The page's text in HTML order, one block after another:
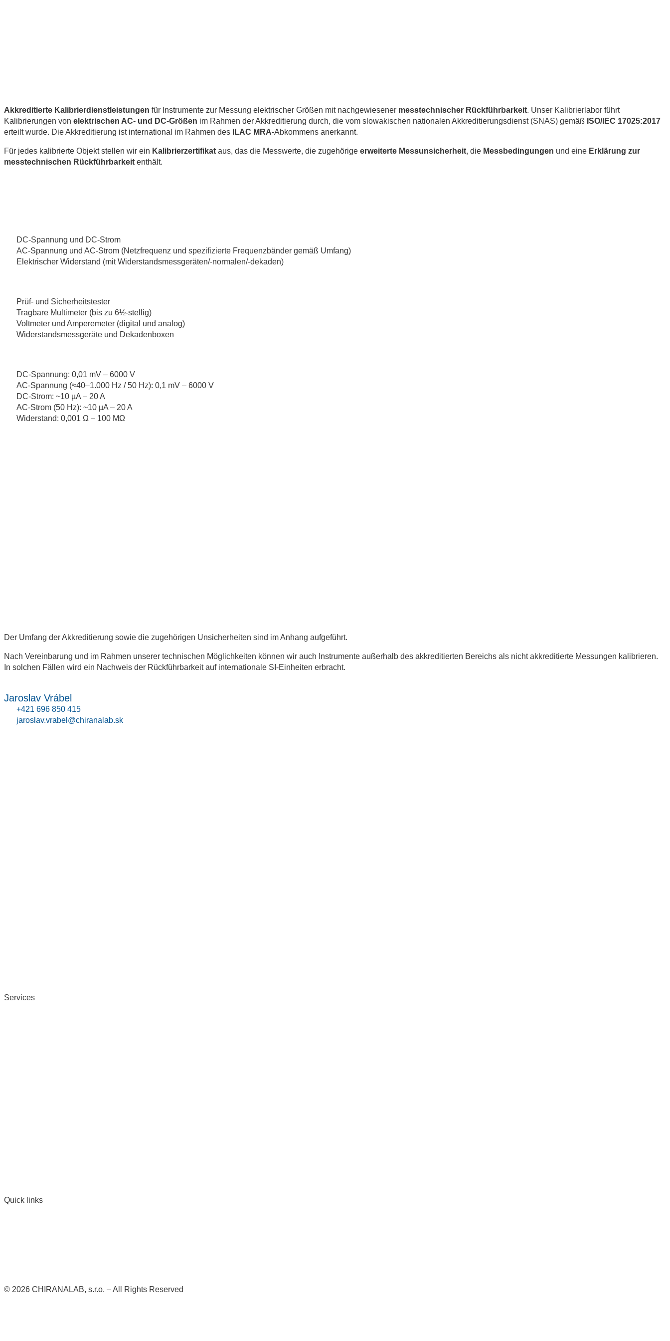
Akkreditierte Kalibrierdienstleistungen für Instrumente zur Messung elektrischer Größen mit nachgewiesener messtechnischer Rückführbarkeit. Unser Kalibrierlabor führt
Kalibrierungen von elektrischen AC- und DC-Größen im Rahmen der Akkreditierung durch, die vom slowakischen nationalen Akkreditierungsdienst (SNAS) gemäß ISO/IEC 17025:2017
erteilt wurde. Die Akkreditierung ist international im Rahmen des
ILAC MRA-Abkommens anerkannt.
Für jedes kalibrierte Objekt stellen wir ein Kalibrierzertifikat aus, das die Messwerte, die zugehörige erweiterte Messunsicherheit, die Messbedingungen und eine Erklärung zur
messtechnischen Rückführbarkeit enthält.
DC-Spannung und DC-Strom
AC-Spannung und AC-Strom (Netzfrequenz und spezifizierte Frequenzbänder gemäß Umfang)
Elektrischer Widerstand (mit Widerstandsmessgeräten/-normalen/-dekaden)
Prüf- und Sicherheitstester
Tragbare Multimeter (bis zu 6½-stellig)
Voltmeter und Amperemeter (digital und analog)
Widerstandsmessgeräte und Dekadenboxen
DC-Spannung: 0,01 mV – 6000 V
AC-Spannung (≈40–1.000 Hz / 50 Hz): 0,1 mV – 6000 V
DC-Strom: ~10 µA – 20 A
AC-Strom (50 Hz): ~10 µA – 20 A
Widerstand: 0,001 Ω – 100 MΩ
Der Umfang der Akkreditierung sowie die zugehörigen Unsicherheiten sind im Anhang aufgeführt.
Nach Vereinbarung und im Rahmen unserer technischen Möglichkeiten können wir auch Instrumente außerhalb des akkreditierten Bereichs als nicht akkreditierte Messungen kalibrieren.
In solchen Fällen wird ein Nachweis der Rückführbarkeit auf internationale SI-Einheiten erbracht.
Jaroslav Vrábel
+421 696 850 415
jaroslav.vrabel@chiranalab.sk
Services
Quick links
© 2026 CHIRANALAB, s.r.o. – All Rights Reserved